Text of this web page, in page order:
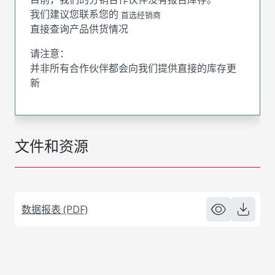
文件和资源
数据报表 (PDF)
我们建议您联系您的 首选经销商
直接查询产品供货情况
请注意：
并非所有合作伙伴都会向我们提供直接的库存更
新